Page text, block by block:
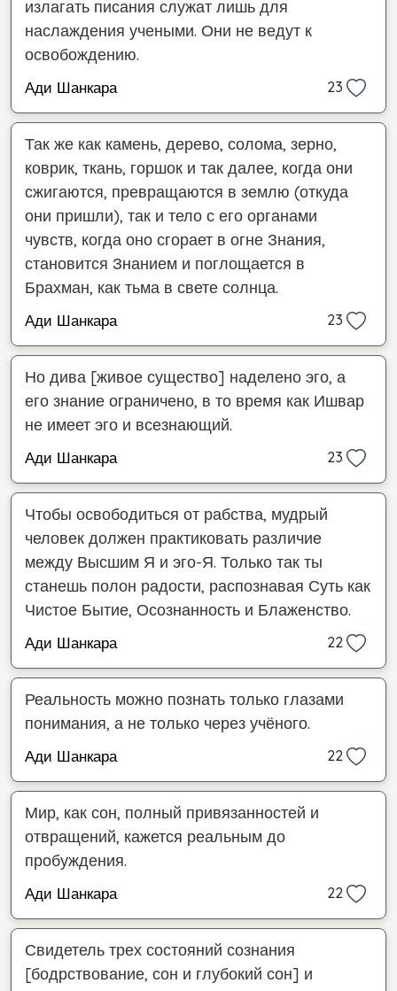
излагать писания служат лишь для
наслаждения учеными. Они не ведут к
освобождению.
Ади Шанкара 23
Так же как камень, дерево, солома, зерно,
коврик, ткань, горшок и так далее, когда они
сжигаются, превращаются в землю (откуда
они пришли), так и тело с его органами
чувств, когда оно сгорает в огне Знания,
становится Знанием и поглощается в
Брахман, как тьма в свете солнца.
Ади Шанкара 23
Но дива [живое существо] наделено эго, а
его знание ограничено, в то время как Ишвар
не имеет эго и всезнающий.
Ади Шанкара 23
Чтобы освободиться от рабства, мудрый
человек должен практиковать различие
между Высшим Я и эго-Я. Только так ты
станешь полон радости, распознавая Суть как
Чистое Бытие, Осознанность и Блаженство.
Ади Шанкара 22
Реальность можно познать только глазами
понимания, а не только через учёного.
Ади Шанкара 22
Мир, как сон, полный привязанностей и
отвращений, кажется реальным до
пробуждения.
Ади Шанкара 22
Свидетель трех состояний сознания
[бодрствование, сон и глубокий сон] и